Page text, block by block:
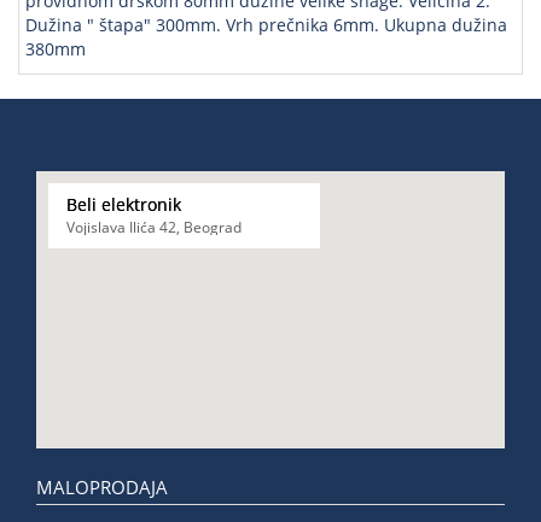
Dužina " štapa" 300mm. Vrh prečnika 6mm. Ukupna dužina
380mm
Beli elektronik
Vojislava Ilića 42, Beograd
MALOPRODAJA